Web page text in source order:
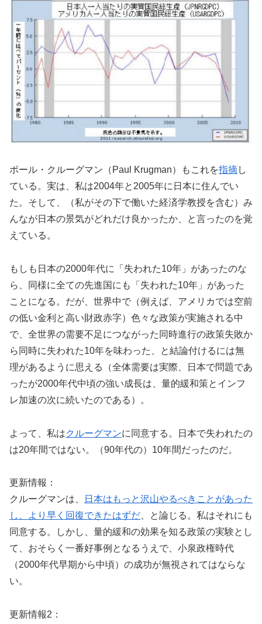
ポール・クルーグマン（Paul Krugman）もこれを指摘し
ている。実は、私は2004年と2005年に日本に住んでい
た。そして、（私がその下で働いた経済学教授を含む）み
んなが日本の景気がどれだけ良かったか、と言ったのを覚
えている。
もしも日本の2000年代に「失われた10年」があったのな
ら、同様に全ての先進国にも「失われた10年」があった
ことになる。だが、世界中で（例えば、アメリカでは空前
の低い金利と高い財政赤字）色々な政策が実施される中
で、全世界の需要不足につながった同時進行の政策失敗か
ら同時に失われた10年を味わった、と結論付けるには無
理があるように思える（全体需要は実際、日本で問題であ
ったが2000年代中頃の強い成長は、量的緩和策とインフ
レ加速の次に続いたのである）。
よって、私はクルーグマンに同意する。日本で失われたの
は20年間ではない。（90年代の）10年間だったのだ。
更新情報：
クルーグマンは、
日本はもっと沢山やるべきことがあった
し、より早く回復できたはずだ、と論じる。私はそれにも
同意する。しかし、量的緩和の効果を知る政策の実験とし
て、おそらく一番好事例となるうえで、小泉政権時代
（2000年代早期から中頃）の成功が無視されてはならな
い。
更新情報2：